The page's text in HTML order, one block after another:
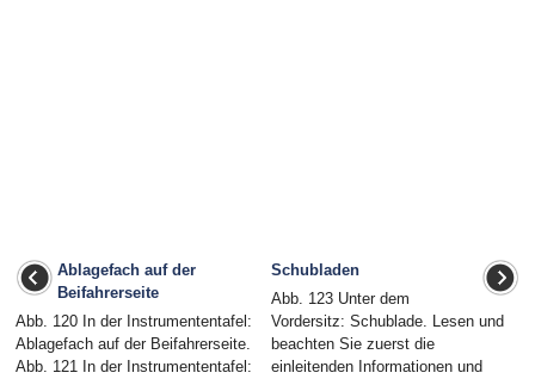
Ablagefach auf der
Beifahrerseite
Abb. 120 In der Instrumententafel:
Ablagefach auf der Beifahrerseite.
Abb. 121 In der Instrumententafel:
Schubladen
Abb. 123 Unter dem
Vordersitz: Schublade. Lesen und
beachten Sie zuerst die
einleitenden Informationen und